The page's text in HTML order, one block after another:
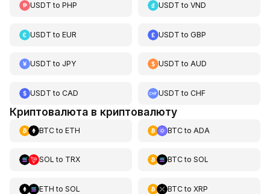
USDT to PHP USDT toVND
USDT to EUR USDT toGBP
USDT to JPY USDT toAUD
USDT to CAD USDT toCHF
Криптовалюта в криптовалюту
BTCto ETH BTCto ADA
SOL to TRX BTCto SOL
ETH to SOL BTCto XRP